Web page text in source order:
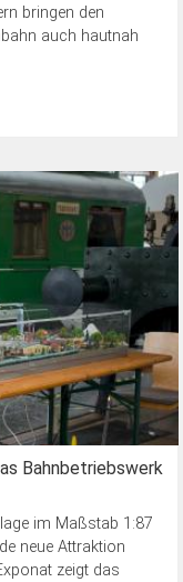
bringen den
auch hautnah
Bahnbetriebswerk
im Maßstab 1:87
neue Attraktion
zeigt das